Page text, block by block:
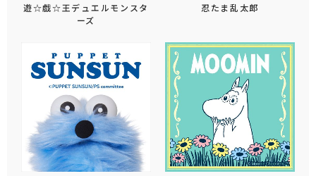
遊☆戯☆王デュエルモンスタ
ーズ
忍たま乱太郎